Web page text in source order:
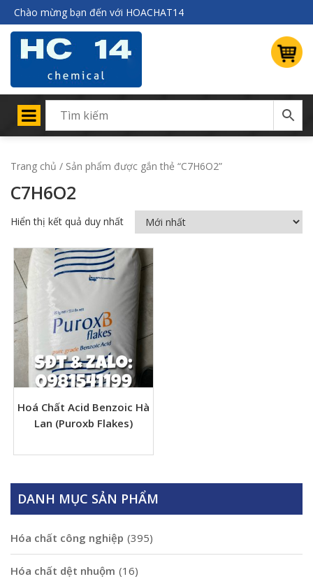
Chào mừng bạn đến với HOACHAT14
Trang chủ / Sản phẩm được gắn thẻ “C7H6O2”
C7H6O2
Hiển thị kết quả duy nhất
Hoá Chất Acid Benzoic Hà
Lan (Puroxb Flakes)
DANH MỤC SẢN PHẨM
Hóa chất công nghiệp (395)
Hóa chất dệt nhuộm (16)